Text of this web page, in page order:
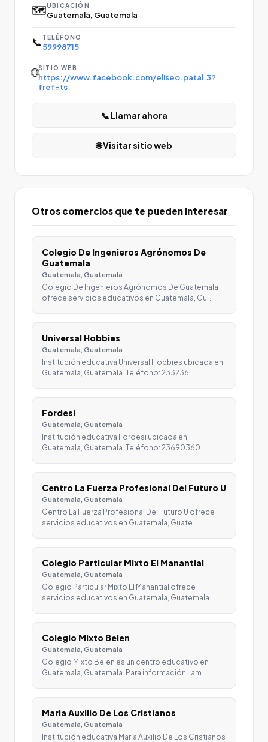
🗺️UBICACIÓN
Guatemala, Guatemala
📞 TELÉFONO
59998715
🌐SITIO WEB
https://www.facebook.com/eliseo.patal.3?
fref=ts
📞 Llamar ahora
🌐 Visitar sitio web
Otros comercios que te pueden interesar
Colegio De Ingenieros Agrónomos De
Guatemala
Guatemala, Guatemala
Colegio De Ingenieros Agrónomos De Guatemala
ofrece servicios educativos en Guatemala, Gu…
Universal Hobbies
Guatemala, Guatemala
Institución educativa Universal Hobbies ubicada en
Guatemala, Guatemala. Teléfono: 233236…
Fordesi
Guatemala, Guatemala
Institución educativa Fordesi ubicada en
Guatemala, Guatemala. Teléfono: 23690360.
Centro La Fuerza Profesional Del Futuro U
Guatemala, Guatemala
Centro La Fuerza Profesional Del Futuro U ofrece
servicios educativos en Guatemala, Guate…
Colegio Particular Mixto El Manantial
Guatemala, Guatemala
Colegio Particular Mixto El Manantial ofrece
servicios educativos en Guatemala, Guatemala…
Colegio Mixto Belen
Guatemala, Guatemala
Colegio Mixto Belen es un centro educativo en
Guatemala, Guatemala. Para información llam…
Maria Auxilio De Los Cristianos
Guatemala, Guatemala
Institución educativa Maria Auxilio De Los Cristianos